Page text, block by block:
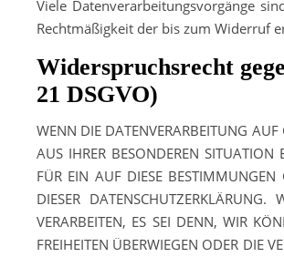
Viele Datenverarbeitungsvorgänge
Rechtmäßigkeit der bis zum Widerruf
Widerspruchsrecht
21 DSGVO)
WENN DIE DATENVERARBEITUNG
AUS IHRER BESONDEREN SITUATION
FÜR EIN AUF DIESE BESTIMMUNGEN
DIESER
VERARBEITEN, ES SEI DENN, WIR
FREIHEITEN ÜBERWIEGEN ODER DIE